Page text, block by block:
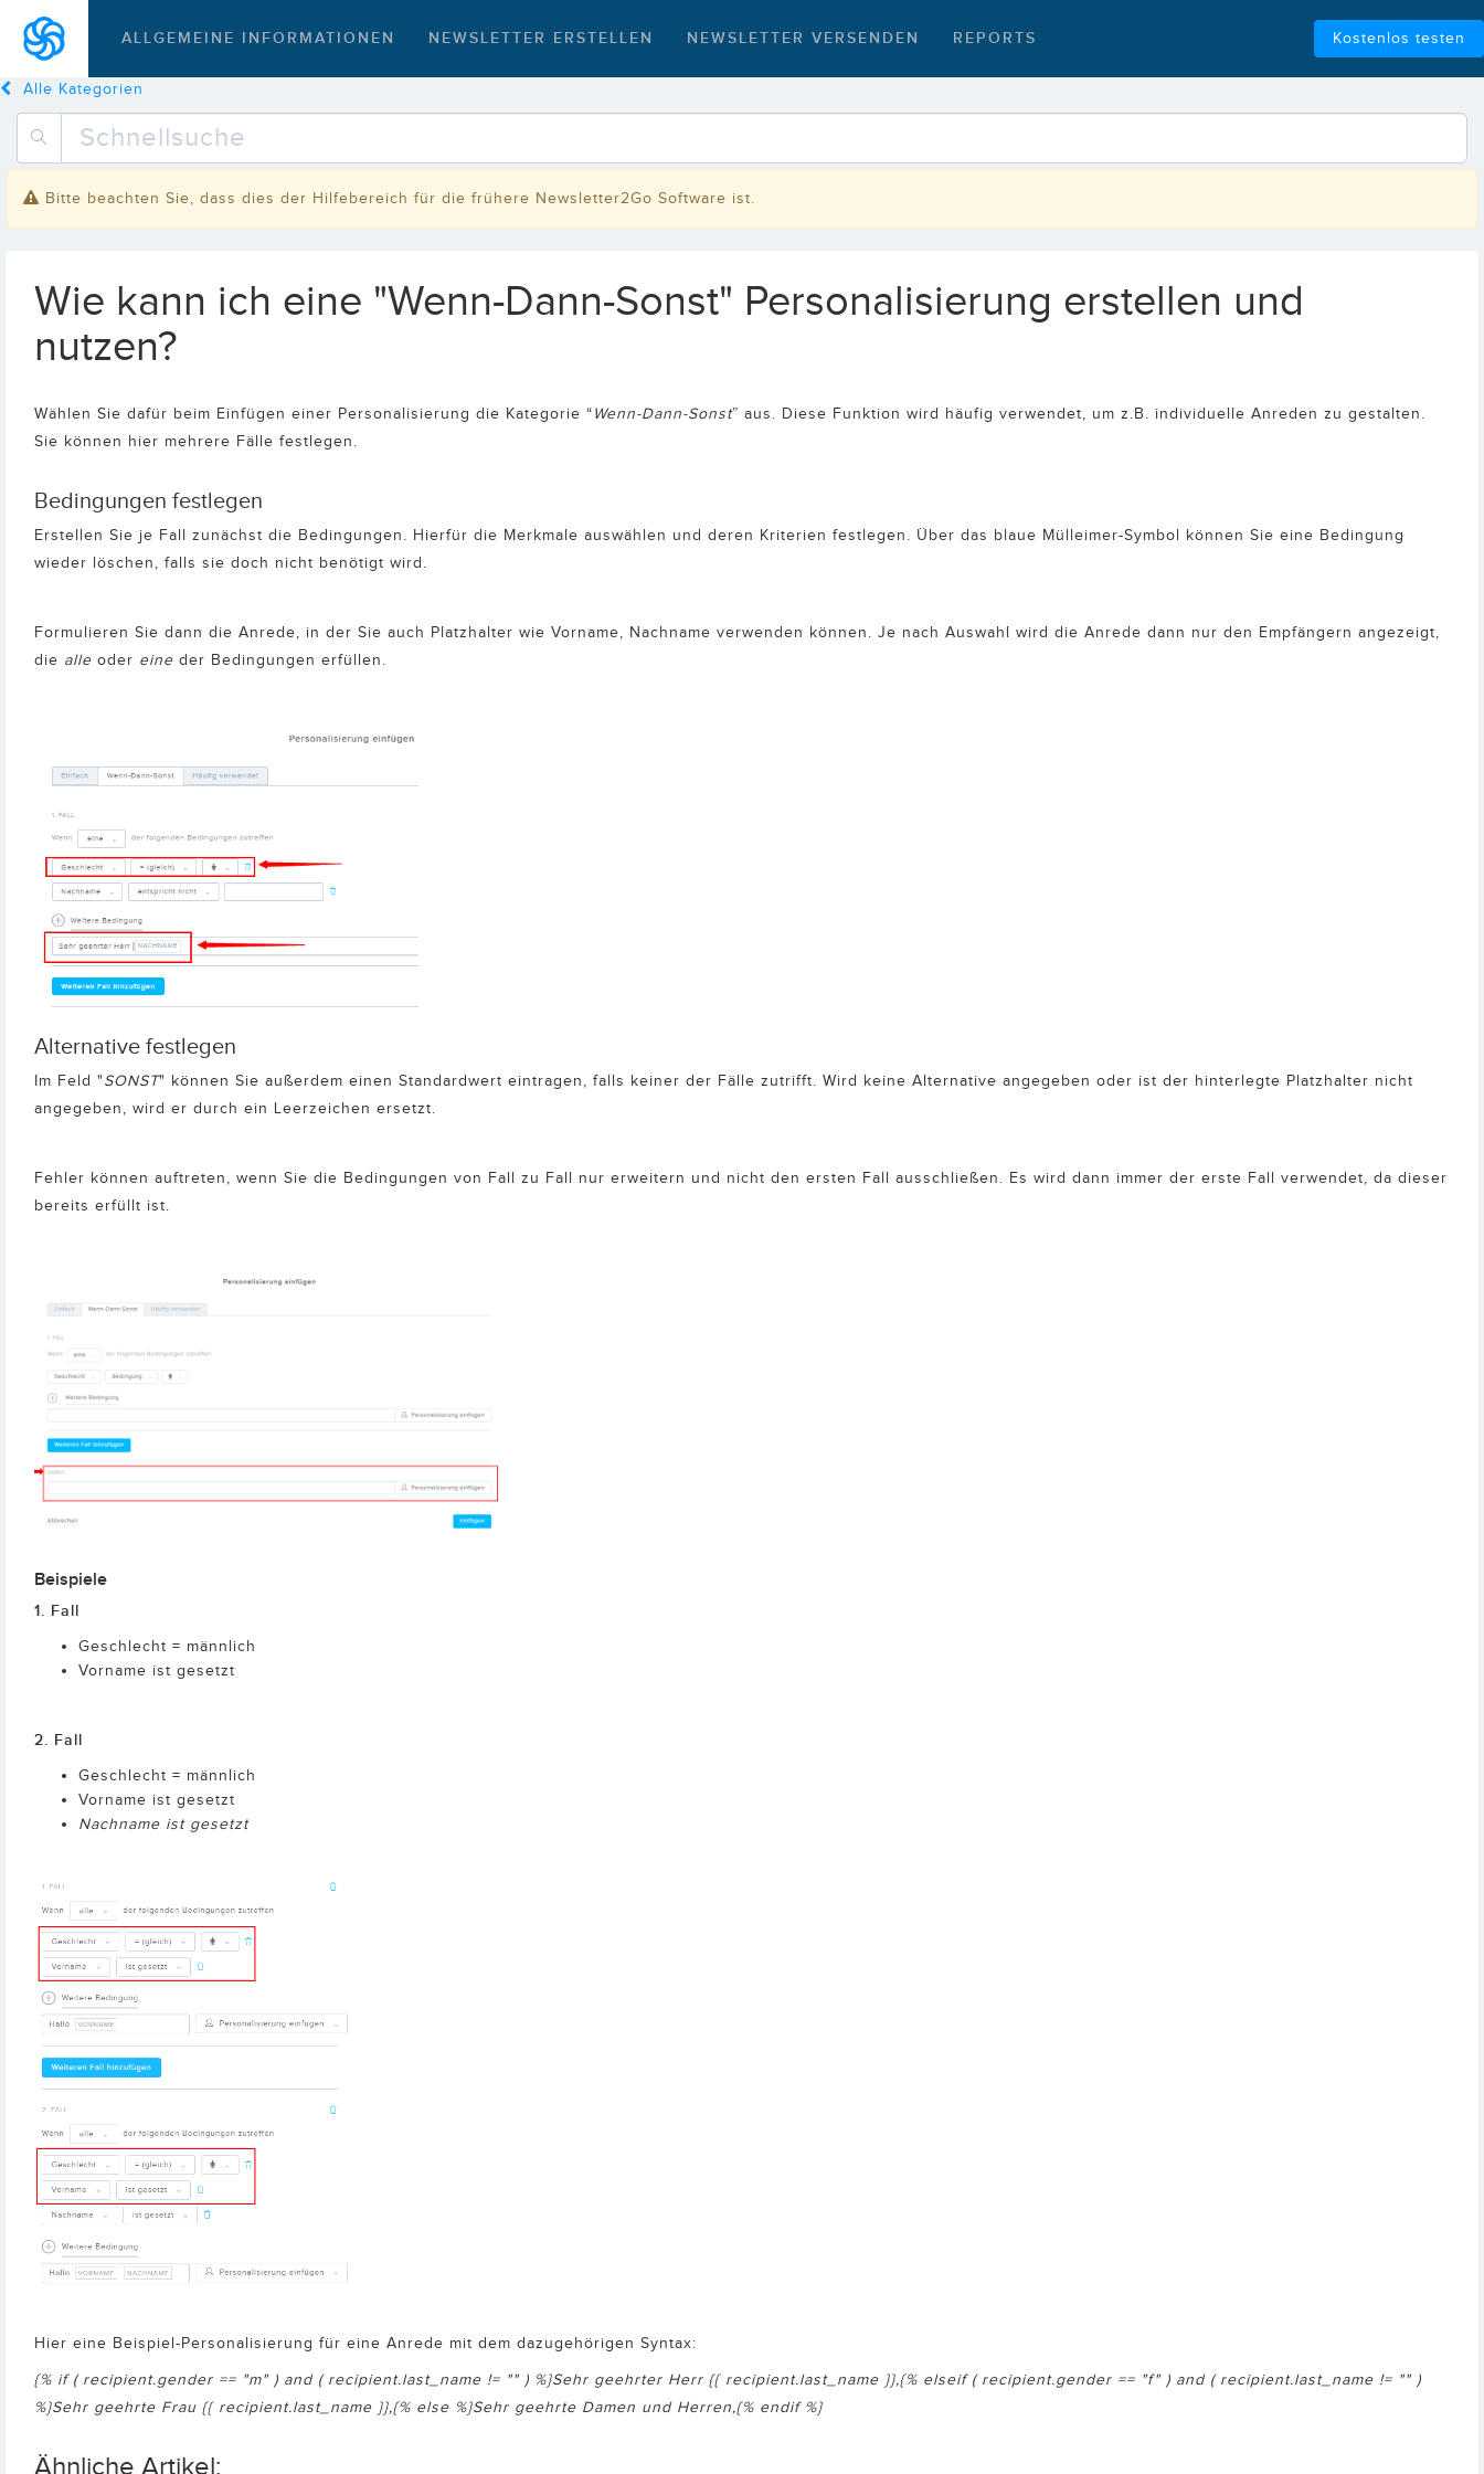
ALLGEMEINE INFORMATIONEN NEWSLETTER ERSTELLEN NEWSLETTER VERSENDEN REPORTS Kostenlos testen
Alle Kategorien
Bitte beachten Sie, dass dies der Hilfebereich für die frühere Newsletter2Go Software ist.
Wie kann ich eine "Wenn-Dann-Sonst" Personalisierung erstellen und
nutzen?
Wählen Sie dafür beim Einfügen einer Personalisierung die Kategorie “Wenn-Dann-Sonst” aus. Diese Funktion wird häufig verwendet, um z.B. individuelle Anreden zu gestalten.
Sie können hier mehrere Fälle festlegen.
Bedingungen festlegen
Erstellen Sie je Fall zunächst die Bedingungen. Hierfür die Merkmale auswählen und deren Kriterien festlegen. Über das blaue Mülleimer-Symbol können Sie eine Bedingung
wieder löschen, falls sie doch nicht benötigt wird.
Formulieren Sie dann die Anrede, in der Sie auch Platzhalter wie Vorname, Nachname verwenden können. Je nach Auswahl wird die Anrede dann nur den Empfängern angezeigt,
die alle oder eine der Bedingungen erfüllen.
Alternative festlegen
Im Feld "SONST" können Sie außerdem einen Standardwert eintragen, falls keiner der Fälle zutrifft. Wird keine Alternative angegeben oder ist der hinterlegte Platzhalter nicht
angegeben, wird er durch ein Leerzeichen ersetzt.
Fehler können auftreten, wenn Sie die Bedingungen von Fall zu Fall nur erweitern und nicht den ersten Fall ausschließen. Es wird dann immer der erste Fall verwendet, da dieser
bereits erfüllt ist.
Beispiele
1. Fall
Geschlecht = männlich
Vorname ist gesetzt
2. Fall
Geschlecht = männlich
Vorname ist gesetzt
Nachname ist gesetzt
Hier eine Beispiel-Personalisierung für eine Anrede mit dem dazugehörigen Syntax:
{% if ( recipient.gender == "m" ) and ( recipient.last_name != "" ) %}Sehr geehrter Herr {{ recipient.last_name }},{% elseif ( recipient.gender == "f" ) and ( recipient.last_name != "" )
%}Sehr geehrte Frau {{ recipient.last_name }},{% else %}Sehr geehrte Damen und Herren,{% endif %}
Ähnliche Artikel: